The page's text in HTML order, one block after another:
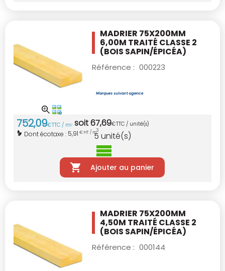
MADRIER 75X200MM
6,00M TRAITÉ CLASSE 2
(BOIS SAPIN/ÉPICÉA)
Référence : 000223
752,09€TTC / m3 soit67,69€TTC / unité(s)
Dont écotaxe : 5,91 € HT / m3
5 unité(s)
Ajouter au panier
MADRIER 75X200MM
4,50M TRAITÉ CLASSE 2
(BOIS SAPIN/ÉPICÉA)
Référence : 000144